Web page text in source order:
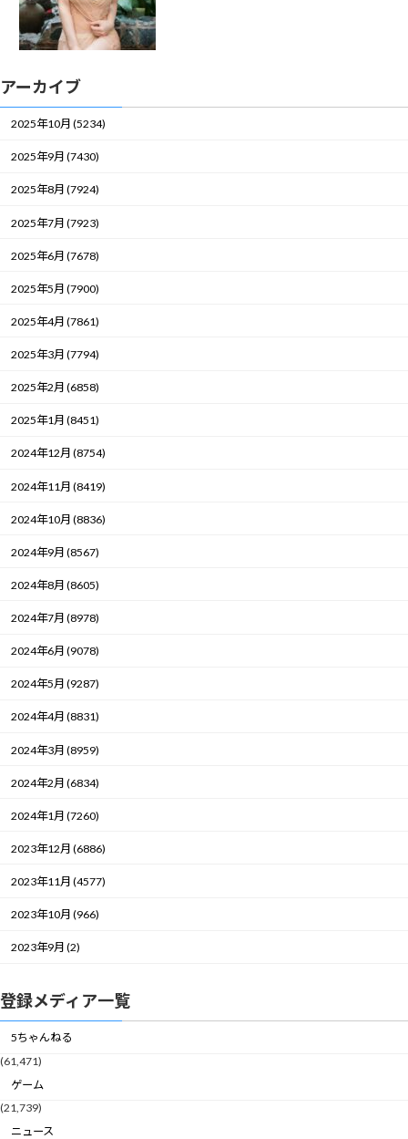
アーカイブ
2025年10月 (5234)
2025年9月 (7430)
2025年8月 (7924)
2025年7月 (7923)
2025年6月 (7678)
2025年5月 (7900)
2025年4月 (7861)
2025年3月 (7794)
2025年2月 (6858)
2025年1月 (8451)
2024年12月 (8754)
2024年11月 (8419)
2024年10月 (8836)
2024年9月 (8567)
2024年8月 (8605)
2024年7月 (8978)
2024年6月 (9078)
2024年5月 (9287)
2024年4月 (8831)
2024年3月 (8959)
2024年2月 (6834)
2024年1月 (7260)
2023年12月 (6886)
2023年11月 (4577)
2023年10月 (966)
2023年9月 (2)
登録メディア一覧
5ちゃんねる
(61,471)
ゲーム
(21,739)
ニュース